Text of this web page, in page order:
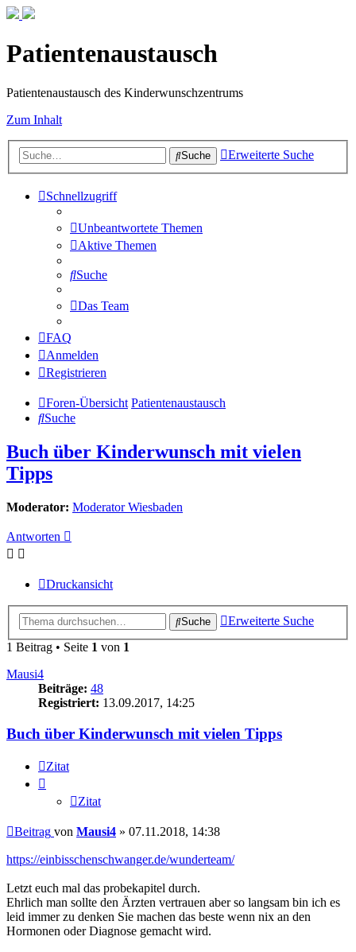
Patientenaustausch
Patientenaustausch des Kinderwunschzentrums
Zum Inhalt
Suche Erweiterte Suche
Schnellzugriff
Unbeantwortete Themen
Aktive Themen
Suche
Das Team
FAQ
Anmelden
Registrieren
Foren-Übersicht Patientenaustausch
Suche
Buch über Kinderwunsch mit vielen
Tipps
Moderator: Moderator Wiesbaden
Antworten
Druckansicht
Suche
Erweiterte Suche
1 Beitrag • Seite 1 von 1
Mausi4
Beiträge: 48
Registriert: 13.09.2017, 14:25
Buch über Kinderwunsch mit vielen Tipps
Zitat
Zitat
Beitrag von Mausi4 » 07.11.2018, 14:38
https://einbisschenschwanger.de/wunderteam/
Letzt euch mal das probekapitel durch.
Ehrlich man sollte den Ärzten vertrauen aber so langsam bin ich es
leid immer zu denken Sie machen das beste wenn nix an den
Hormonen oder Diagnose gemacht wird.